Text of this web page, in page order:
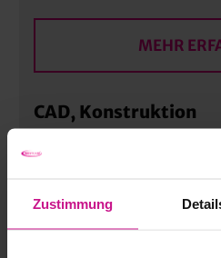
Zustimmung
MEHR
CAD, Konstruktion
Digitale